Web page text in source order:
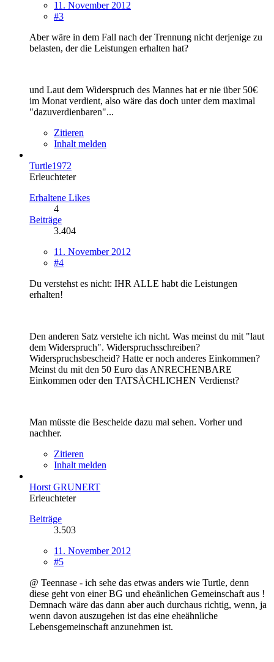
11. November 2012
#3
Aber wäre in dem Fall nach der Trennung nicht derjenige zu
belasten, der die Leistungen erhalten hat?
und Laut dem Widerspruch des Mannes hat er nie über 50€
im Monat verdient, also wäre das doch unter dem maximal
"dazuverdienbaren"...
Zitieren
Inhalt melden
Turtle1972
Erleuchteter
Erhaltene Likes
4
Beiträge
3.404
11. November 2012
#4
Du verstehst es nicht: IHR ALLE habt die Leistungen
erhalten!
Den anderen Satz verstehe ich nicht. Was meinst du mit "laut
dem Widerspruch". Widerspruchsschreiben?
Widerspruchsbescheid? Hatte er noch anderes Einkommen?
Meinst du mit den 50 Euro das ANRECHENBARE
Einkommen oder den TATSÄCHLICHEN Verdienst?
Man müsste die Bescheide dazu mal sehen. Vorher und
nachher.
Zitieren
Inhalt melden
Horst GRUNERT
Erleuchteter
Beiträge
3.503
11. November 2012
#5
@ Teennase - ich sehe das etwas anders wie Turtle, denn
diese geht von einer BG und eheänlichen Gemeinschaft aus !
Demnach wäre das dann aber auch durchaus richtig, wenn, ja
wenn davon auszugehen ist das eine eheähnliche
Lebensgemeinschaft anzunehmen ist.